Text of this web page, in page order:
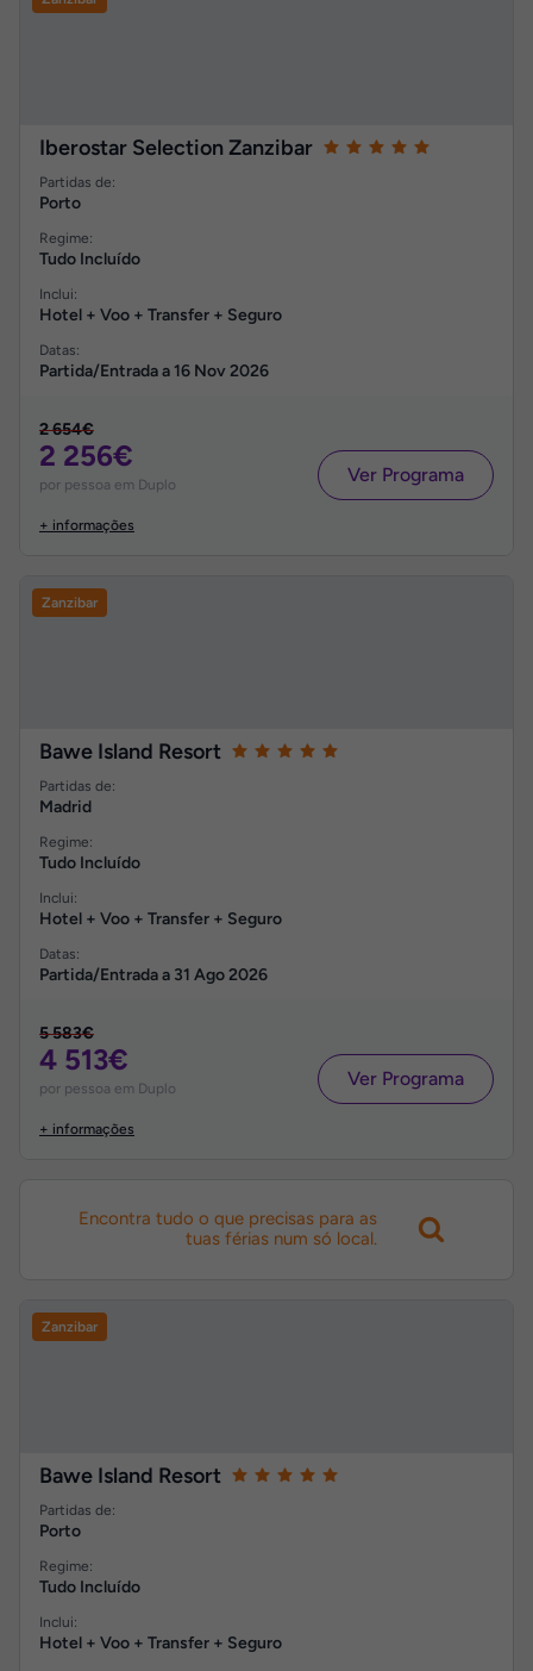
Iberostar Selection Zanzibar
Partidas de:
Porto
Regime:
Tudo Incluído
Inclui:
Hotel + Voo + Transfer + Seguro
Datas:
Partida/Entrada a16 Nov 2026
2 654€
2 256€
por pessoa em Duplo
+ informações
Ver Programa
Zanzibar
Bawe Island Resort
Partidas de:
Madrid
Regime:
Tudo Incluído
Inclui:
Hotel + Voo + Transfer + Seguro
Datas:
Partida/Entrada a 31 Ago 2026
5 583€
4 513€
por pessoa em Duplo
+ informações
Ver Programa
Encontra tudo o que precisas para as
tuas férias num só local.
Zanzibar
Bawe Island Resort
Partidas de:
Porto
Regime:
Tudo Incluído
Inclui:
Hotel + Voo + Transfer + Seguro